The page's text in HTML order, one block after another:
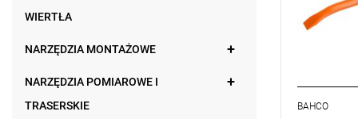
WIERTŁA
NARZĘDZIA MONTAŻOWE
NARZĘDZIA POMIAROWE I
TRASERSKIE
BAHCO